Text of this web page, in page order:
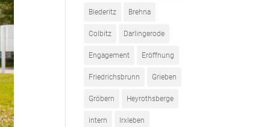
Biederitz Brehna
Colbitz Darlingerode
Engagement Eröffnung
Friedrichsbrunn Grieben
Gröbern Heyrothsberge
intern Irxleben